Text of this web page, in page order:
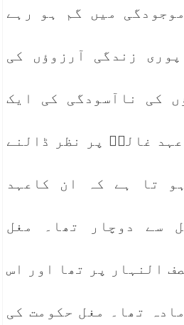
میں گم ہو رہے
زندگی آرزوؤں کی
کی ناآسودگی کی ایک
غالبؔ پر نظر ڈالنے
تا ہے کہ ان کاعہد
سے دوچار تھا۔ مغل
النہار پر تھا اور اس
تھا۔ مغل حکومت کی